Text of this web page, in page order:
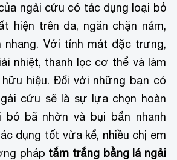
ngải cứu có tác dụng loại bỏ
hiện trên da, ngăn chặn nám,
nhang. Với tính mát đặc trưng,
nhiệt, thanh lọc cơ thể và làm
hiệu. Đối với những bạn có
cứu sẽ là sự lựa chọn hoàn
bã nhờn và bụi bẩn nhanh
dụng tốt vừa kể, nhiều chị em
pháp tắm trắng bằng lá ngải